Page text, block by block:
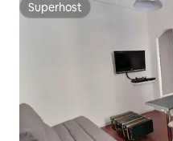
Superhost
Superhost